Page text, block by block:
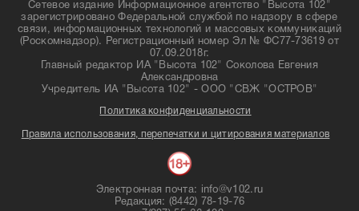
Сетевое издание Информационное агентство "Высота 102"
зарегистрировано Федеральной службой по надзору в сфере
связи, информационных технологий и массовых коммуникаций
(Роскомнадзор). Регистрационный номер Эл № ФС77-73619 от
07.09.2018г.
Главный редактор ИА "Высота 102" Соколова Евгения
Александровна
Учредитель ИА "Высота 102" - ООО "СВЖ "ОСТРОВ"
Политика конфиденциальности
Правила использования, перепечатки и цитирования материалов
Электронная почта: info@v102.ru
Редакция: (8442) 78-19-76